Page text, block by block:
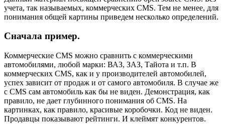
учета, так называемых, коммерческих CMS. Тем не менее, для
понимания общей картины приведем несколько определений.
Сначала пример.
Коммерческие CMS можно сравнить с коммерческими
автомобилями, любой марки: ВАЗ, ЗАЗ, Тайота и т.п. В
коммерческих CMS, как и у производителей автомобилей,
успех зависит от продаж и от самого автомобиля. В случае же
с CMS сам автомобиль как бы не виден. Демонстрация, как
правило, не дает глубинного понимания об CMS. На
картинках, как правило, красивые коробочки. Код не виден.
Продавцы показывают рейтинги. И клеймят конкурентов.